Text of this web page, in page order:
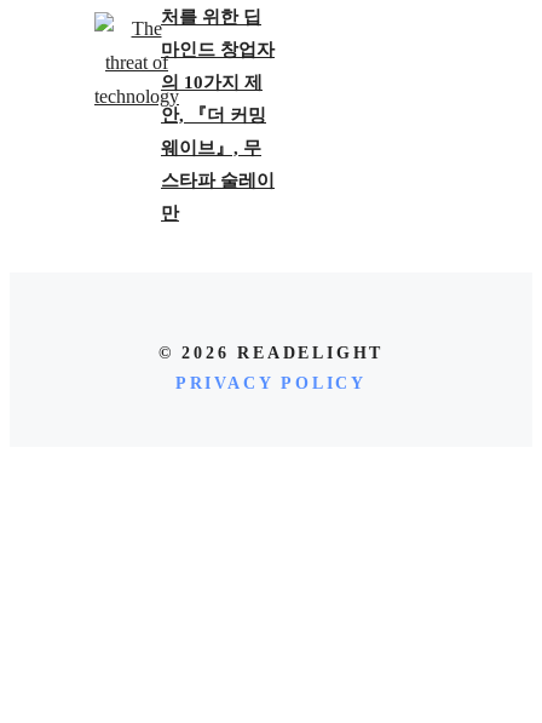
처를 위한 딥
마인드 창업자
의 10가지 제
안, 『더 커밍
웨이브』, 무
스타파 술레이
만
© 2026 READELIGHT
PRIVACY POLICY